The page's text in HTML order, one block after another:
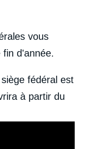
vous
d'année.
fédéral est
à partir du